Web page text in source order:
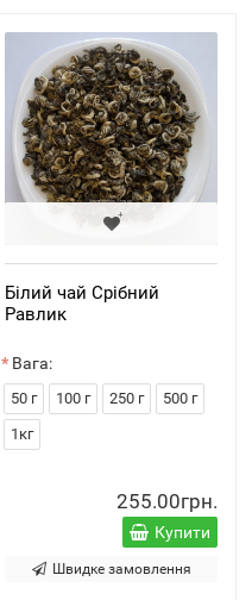
Білий чай Срібний
Равлик
Вага:
50 г 100 г 250 г
500 г
1кг
255.00грн.
Купити
Швидке замовлення